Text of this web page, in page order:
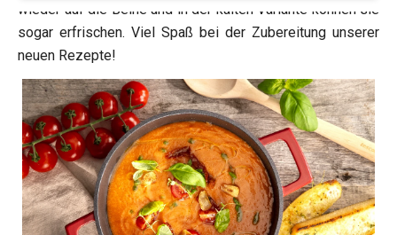
wieder auf die Beine und in der kalten Variante können sie
sogar erfrischen. Viel Spaß bei der Zubereitung unserer
neuen Rezepte!